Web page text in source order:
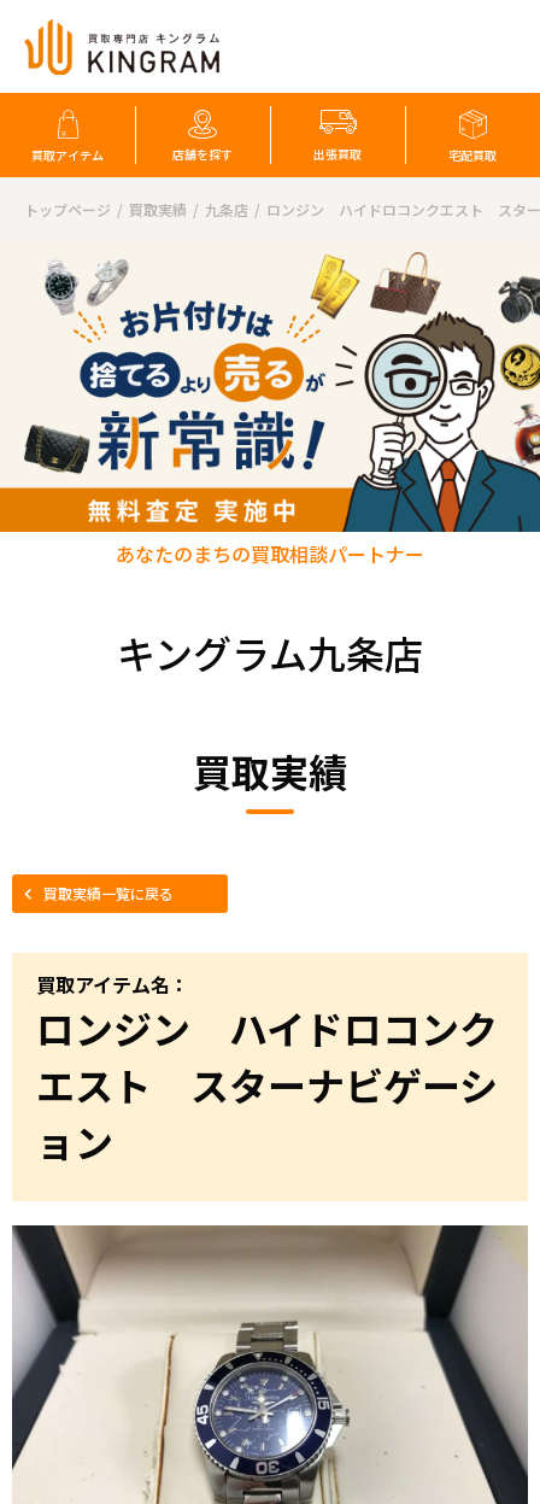
買取アイテム 店舗を探す 出張買取 宅配買取
トップページ 買取実績 九条店 ロンジン ハイドロコンクエスト スタ
キングラム九条店
あなたのまちの買取相談パートナー
買取実績
買取実績一覧に戻る
買取アイテム名：
ロンジン ハイドロコンク
エスト スターナビゲーシ
ョン